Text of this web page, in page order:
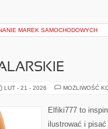
MAREK SAMOCHODOWYCH
LUT - 21 - 2026 MOŻLIWOŚĆ
Elfiki777 to
ilustrować i